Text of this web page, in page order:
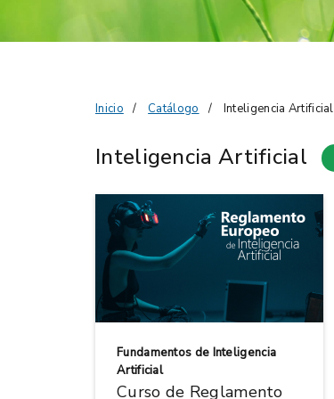
Inicio Catálogo Inteligencia Artificial
Inteligencia Artificial
Fundamentos de Inteligencia
Artificial
Curso de Reglamento